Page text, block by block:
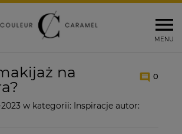
MENU
na
0
2023 w kategorii: Inspiracje autor: